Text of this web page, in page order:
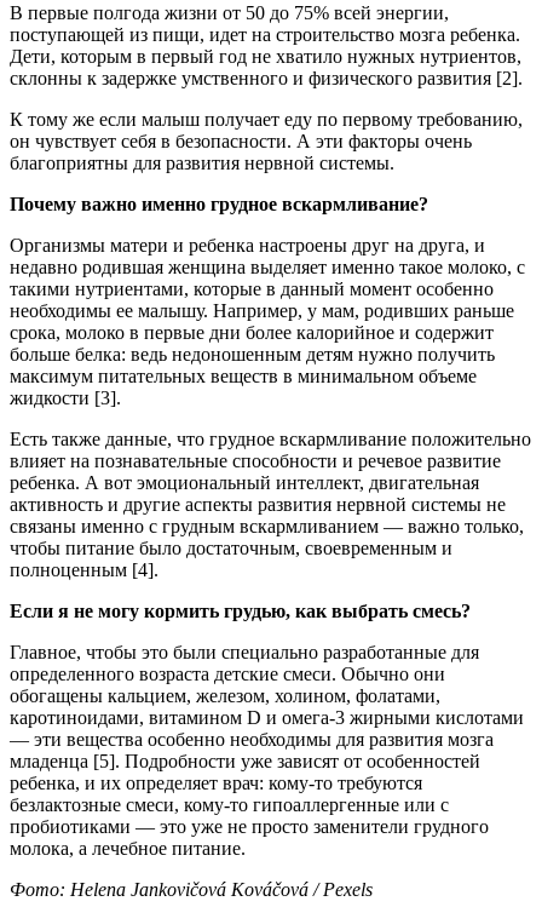
В первые полгода жизни от 50 до 75% всей энергии,
поступающей из пищи, идет на строительство мозга ребенка.
Дети, которым в первый год не хватило нужных нутриентов,
склонны к задержке умственного и физического развития [2].
К тому же если малыш получает еду по первому требованию,
он чувствует себя в безопасности. А эти факторы очень
благоприятны для развития нервной системы.
Почему важно именно грудное вcкармливание?
Организмы матери и ребенка настроены друг на друга, и
недавно родившая женщина выделяет именно такое молоко, с
такими нутриентами, которые в данный момент особенно
необходимы ее малышу. Например, у мам, родивших раньше
срока, молоко в первые дни более калорийное и содержит
больше белка: ведь недоношенным детям нужно получить
максимум питательных веществ в минимальном объеме
жидкости [3].
Есть также данные, что грудное вскармливание положительно
влияет на познавательные способности и речевое развитие
ребенка. А вот эмоциональный интеллект, двигательная
активность и другие аспекты развития нервной системы не
связаны именно с грудным вскармливанием — важно только,
чтобы питание было достаточным, своевременным и
полноценным [4].
Если я не могу кормить грудью, как выбрать смесь?
Главное, чтобы это были специально разработанные для
определенного возраста детские смеси. Обычно они
обогащены кальцием, железом, холином, фолатами,
каротиноидами, витамином D и омега-3 жирными кислотами
— эти вещества особенно необходимы для развития мозга
младенца [5]. Подробности уже зависят от особенностей
ребенка, и их определяет врач: кому-то требуются
безлактозные смеси, кому-то гипоаллергенные или с
пробиотиками — это уже не просто заменители грудного
молока, а лечебное питание.
Фото: Helena Jankovičová Kováčová / Pexels